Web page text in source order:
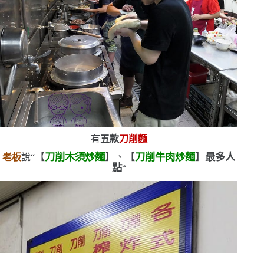
有五款刀削麵
老板說“ 【刀削木須炒麵】、【刀削牛肉炒麵】最多人
點“